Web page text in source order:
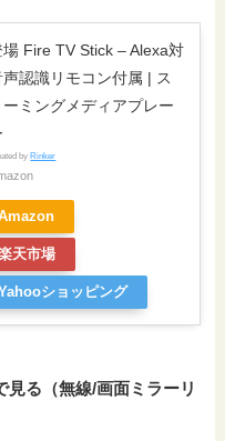
場 Fire TV Stick – Alexa対
声認識リモコン付属 | ス
ーミングメディアプレー
byRinker
天市場
ショッピング
る（無線/画面ミラーリ